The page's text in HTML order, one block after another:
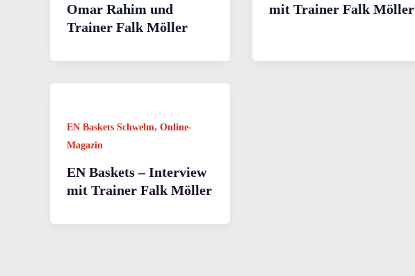
Omar Rahim und
Trainer Falk Möller
mit Trainer Falk Möller
EN Baskets Schwelm, Online-
Magazin
EN Baskets – Interview
mit Trainer Falk Möller